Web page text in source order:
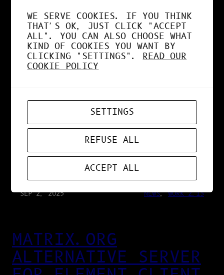
SEP 25, 2025 RESEARCH 2.13
IA VS HUMAIN : LA
VÉRITÉ SUR LA
CONSOMMATION
ÉNERGÉTIQUE
SEP 2, 2025 NEWS, WORK 2.13
MATRIX.ORG
ALTERNATIVE SERVER
WE SERVE COOKIES. IF YOU THINK
THAT'S OK, JUST CLICK "ACCEPT
ALL". YOU CAN ALSO CHOOSE WHAT
KIND OF COOKIES YOU WANT BY
CLICKING "SETTINGS". READ OUR
COOKIE POLICY
SETTINGS
REFUSE ALL
ACCEPT ALL